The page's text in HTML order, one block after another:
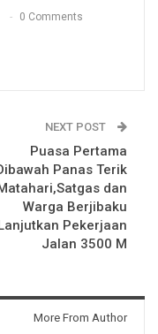
0 Comments
NEXT POST
Puasa Pertama
Panas Terik
dan
Warga Berjibaku
Lanjutkan Pekerjaan
Jalan 3500 M
More From Author